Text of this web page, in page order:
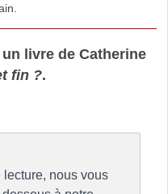
livre de Catherine
fin ?.